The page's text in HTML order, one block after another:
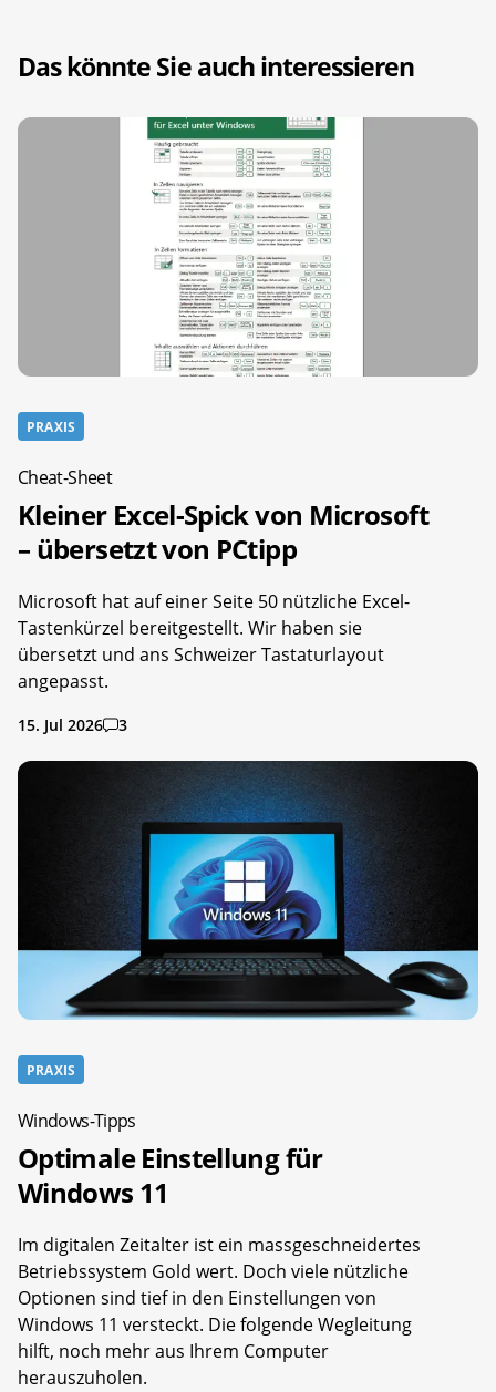
Das könnte Sie auch interessieren
PRAXIS
Cheat-Sheet
Kleiner Excel-Spick von Microsoft
– übersetzt von PCtipp
Microsoft hat auf einer Seite 50 nützliche Excel-
Tastenkürzel bereitgestellt. Wir haben sie
übersetzt und ans Schweizer Tastaturlayout
angepasst.
15. Jul 2026 3
PRAXIS
Windows-Tipps
Optimale Einstellung für
Windows 11
Im digitalen Zeitalter ist ein massgeschneidertes
Betriebssystem Gold wert. Doch viele nützliche
Optionen sind tief in den Einstellungen von
Windows 11 versteckt. Die folgende Wegleitung
hilft, noch mehr aus Ihrem Computer
herauszuholen.